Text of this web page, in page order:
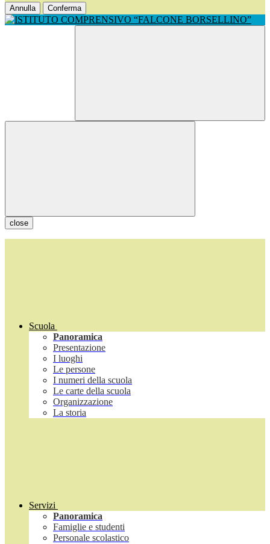
Annulla Conferma
close
Scuola
Panoramica
Presentazione
I luoghi
Le persone
I numeri della scuola
Le carte della scuola
Organizzazione
La storia
Servizi
Panoramica
Famiglie e studenti
Personale scolastico